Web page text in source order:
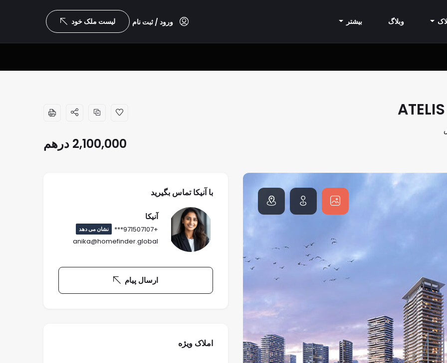
وبلاگ بیشتر ورود / ثبت نام لیست ملک خود
2,100,000 درهم
با آنیکا تماس بگیرید
آنیکا
+971507107*** نشان می دهد
anika@homefinder.global
ارسال پیام
املاک ویژه